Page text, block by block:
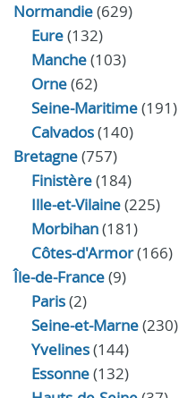
Normandie(629)
Eure(132)
Manche(103)
Orne(62)
Seine-Maritime(191)
Calvados(140)
Bretagne(757)
Finistère(184)
Ille-et-Vilaine(225)
Morbihan(181)
Côtes-d'Armor(166)
Île-de-France(9)
Paris(2)
Seine-et-Marne(230)
Yvelines(144)
Essonne(132)